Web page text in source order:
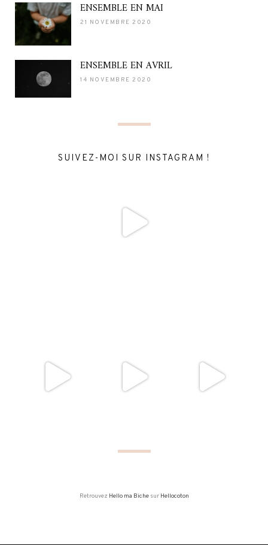
ENSEMBLE EN MAI
21 NOVEMBRE 2020
ENSEMBLE EN AVRIL
14 NOVEMBRE 2020
SUIVEZ-MOI SUR INSTAGRAM !
Retrouvez Hello ma Bichesur Hellocoton